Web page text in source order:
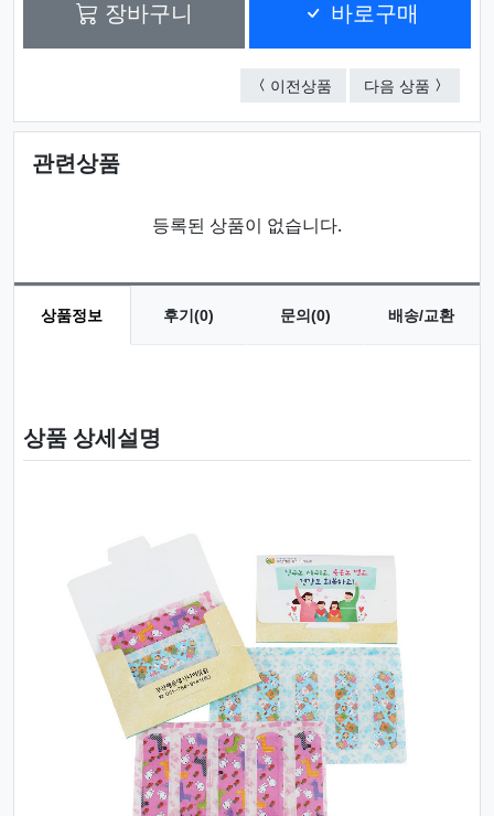
장바구니 바로구매
이전상품 주문형 밴드 6호 (양면
다음 상품 주문형
관련상품
등록된 상품이 없습니다.
상품정보 후기(0) 문의(0) 배송/교환
상품 상세설명